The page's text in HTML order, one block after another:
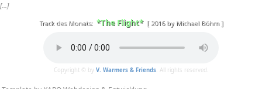
[...]
Track des Monats: *The Flight*[ 2016 by Michael Böhm ]
Copyright © by V. Warmers & Friends. All rights reserved.